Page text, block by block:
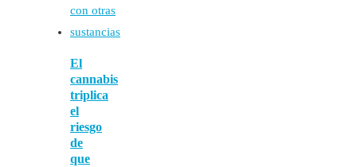
El
cannabis
triplica
el
riesgo
de
que